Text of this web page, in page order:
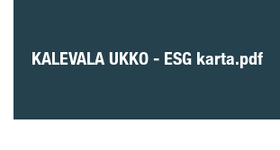
KALEVALA UKKO - ESG karta.pdf